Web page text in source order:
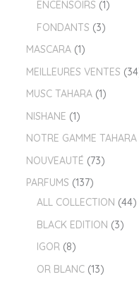
ENCENSOIRS 1
FONDANTS 3
MASCARA 1
MEILLEURES VENTES 34
MUSC TAHARA 1
NISHANE 1
NOTRE GAMME TAHARA
NOUVEAUTÉ 73
PARFUMS 137
ALL COLLECTION 44
BLACK EDITION 3
IGOR 8
OR BLANC 13